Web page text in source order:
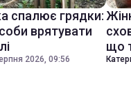
спалює грядки:
врятувати
2026, 09:56
що